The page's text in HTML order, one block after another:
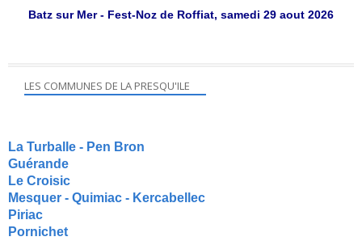
Batz sur Mer - Fest-Noz de Roffiat, samedi 29 aout 2026
LES COMMUNES DE LA PRESQU'ILE
La Turballe - Pen Bron
Guérande
Le Croisic
Mesquer - Quimiac - Kercabellec
Piriac
Pornichet